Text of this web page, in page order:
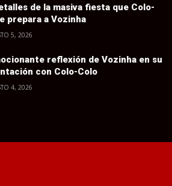
de la masiva fiesta que Colo-
prepara a Vozinha
5, 2026
reflexión de Vozinha en su
con Colo-Colo
4, 2026